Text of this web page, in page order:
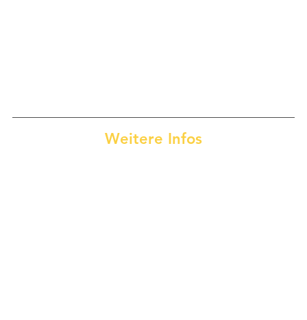
Weitere Infos